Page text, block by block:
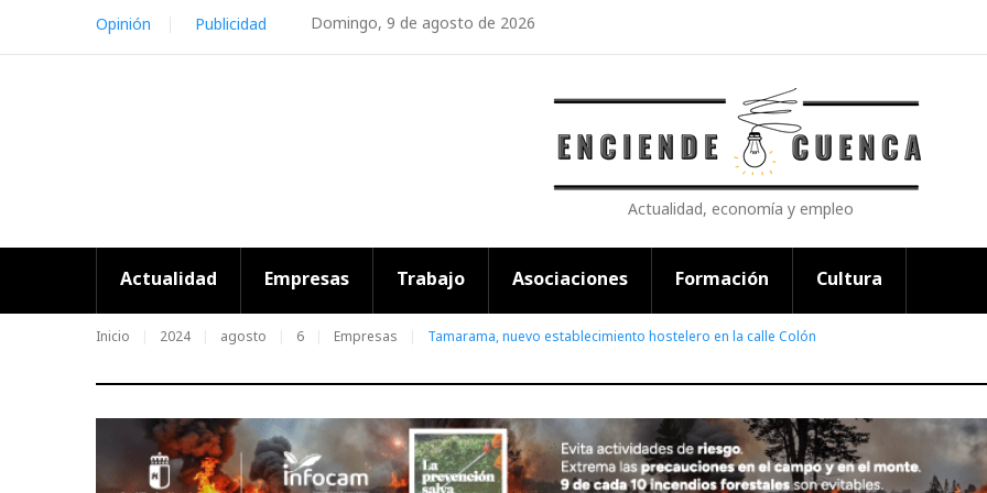
content
Domingo, 9 de agosto de 2026
Opinión Publicidad
Actualidad, economía y empleo
Actualidad Empresas Trabajo Asociaciones Formación Cultura
Inicio 2024 agosto 6 Empresas Tamarama, nuevo establecimiento hostelero en la calle Colón